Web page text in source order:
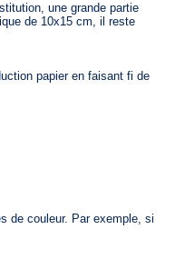
une grande partie
de 10x15 cm, il reste
papier en faisant fi de
couleur. Par exemple, si